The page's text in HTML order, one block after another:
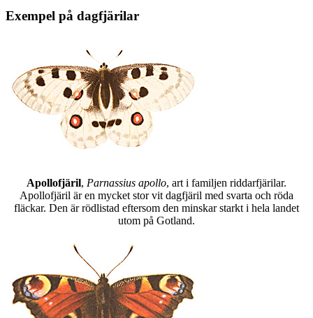
Exempel på dagfjärilar
Apollofjäril, Parnassius apollo, art i familjen riddarfjärilar.
Apollofjäril är en mycket stor vit dagfjäril med svarta och röda
fläckar. Den är rödlistad eftersom den minskar starkt i hela landet
utom på Gotland.